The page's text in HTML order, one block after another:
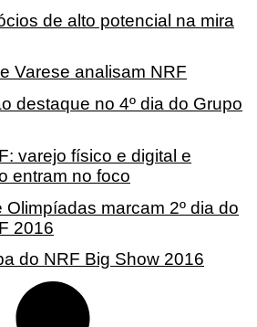
de alto potencial na mira
Varese analisam NRF
destaque no 4º dia do Grupo
varejo físico e digital e
entram no foco
marcam 2º dia do
2016
do NRF Big Show 2016